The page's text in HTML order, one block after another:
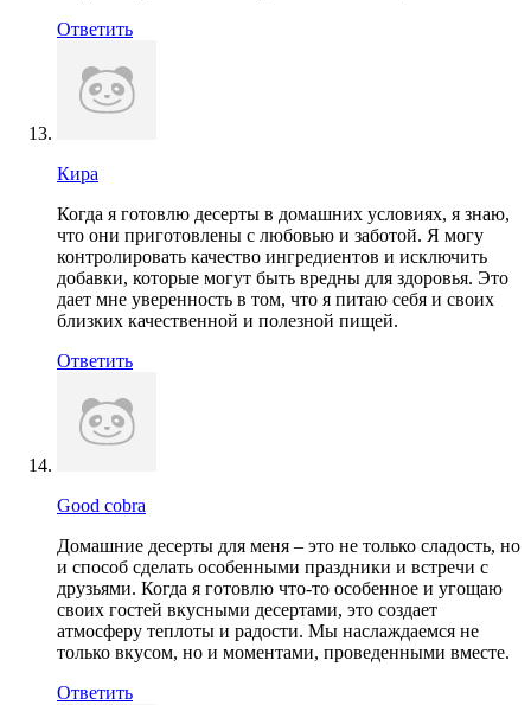
Ответить
Кира
Когда я готовлю десерты в домашних условиях, я знаю,
что они приготовлены с любовью и заботой. Я могу
контролировать качество ингредиентов и исключить
добавки, которые могут быть вредны для здоровья. Это
дает мне уверенность в том, что я питаю себя и своих
близких качественной и полезной пищей.
Ответить
Good cobra
Домашние десерты для меня – это не только сладость, но
и способ сделать особенными праздники и встречи с
друзьями. Когда я готовлю что-то особенное и угощаю
своих гостей вкусными десертами, это создает
атмосферу теплоты и радости. Мы наслаждаемся не
только вкусом, но и моментами, проведенными вместе.
Ответить